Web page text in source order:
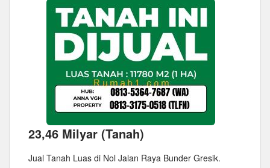
23,46 Milyar (Tanah)
Jual Tanah Luas di Nol Jalan Raya Bunder Gresik.